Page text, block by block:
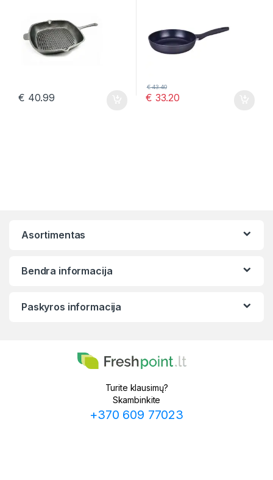
€ 40.99 € 33.20
€43.40
Asortimentas
Bendra informacija
Paskyros informacija
Turite klausimų?
Skambinkite
+370 609 77023